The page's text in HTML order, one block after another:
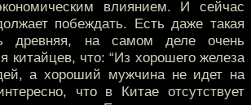
влиянием. И сейчас
побеждать. Есть даже такая
древняя, на самом деле очень
китайцев, что: “Из хорошего железа
а хороший мужчина не идет на
что в Китае отсутствует